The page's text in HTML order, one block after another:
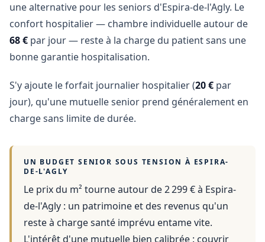
une alternative pour les seniors d'Espira-de-l'Agly. Le
confort hospitalier — chambre individuelle autour de
68 € par jour — reste à la charge du patient sans une
bonne garantie hospitalisation.
S'y ajoute le forfait journalier hospitalier (20 € par
jour), qu'une mutuelle senior prend généralement en
charge sans limite de durée.
UN BUDGET SENIOR SOUS TENSION À ESPIRA-
DE-L'AGLY
Le prix du m² tourne autour de 2 299 €à Espira-
de-l'Agly : un patrimoine et des revenus qu'un
reste à charge santé imprévu entame vite.
L'intérêt d'une mutuelle bien calibrée : couvrir